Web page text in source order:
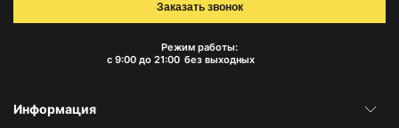
Режим работы:
с 9:00 до 21:00 без выходных
Заказать звонок
Информация